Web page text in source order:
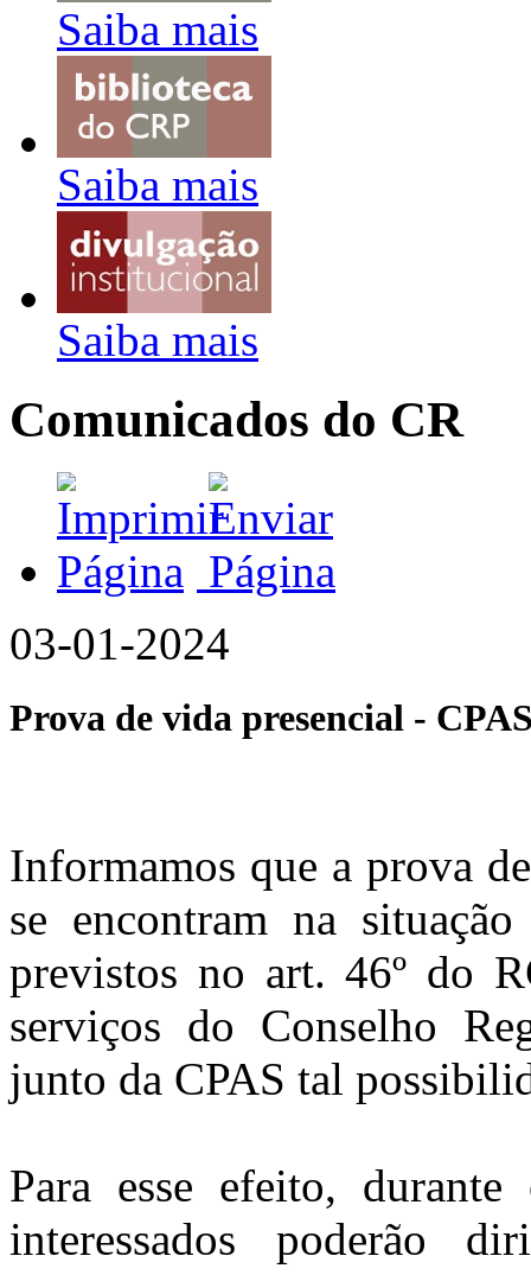
Saiba mais
Saiba mais
Saiba mais
Comunicados do CR
03-01-2024
Prova de vida presencial -
Informamos que a prova
se encontram na
previstos no art. 46º do
serviços do Conselho
junto da CPAS tal
Para esse efeito,
interessados poderão